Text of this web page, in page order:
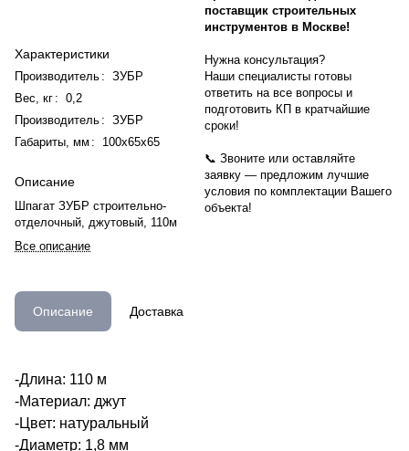
Характеристики
Производитель : ЗУБР
Вес, кг : 0,2
Производитель : ЗУБР
Габариты, мм : 100х65х65
Описание
Шпагат ЗУБР строительно-
отделочный, джутовый, 110м
Все описание
поставщик строительных
инструментов в Москве!
Нужна консультация?
Наши специалисты готовы
ответить на все вопросы и
подготовить КП в кратчайшие
сроки!
📞 Звоните или оставляйте
заявку — предложим лучшие
условия по комплектации Вашего
объекта!
Описание Доставка
-Длина: 110 м
-Материал: джут
-Цвет: натуральный
-Диаметр: 1,8 мм